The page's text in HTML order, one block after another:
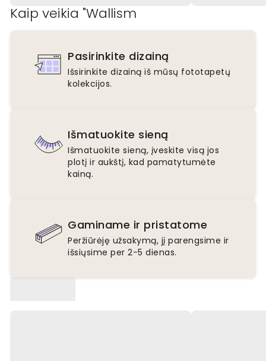
Kaip veikia "Wallism
Pasirinkite dizainą
Išsirinkite dizainą iš mūsų fototapetų
kolekcijos.
Išmatuokite sieną
Išmatuokite sieną, įveskite visą jos
plotį ir aukštį, kad pamatytumėte
kainą.
Gaminame ir pristatome
Peržiūrėję užsakymą, jį parengsime ir
išsiųsime per 2-5 dienas.